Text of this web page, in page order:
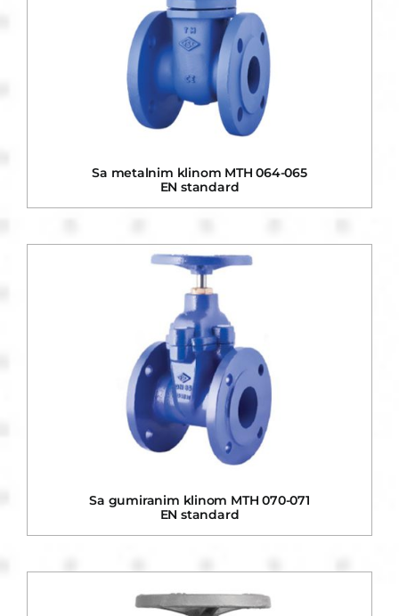
Sa metalnim klinom MTH 064-065
EN standard
Sa gumiranim klinom MTH 070-071
EN standard